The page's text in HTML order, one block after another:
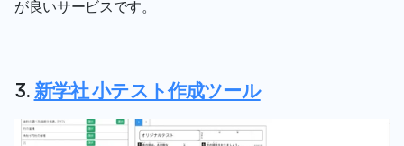
が良いサービスです。
3. 新学社 小テスト作成ツール